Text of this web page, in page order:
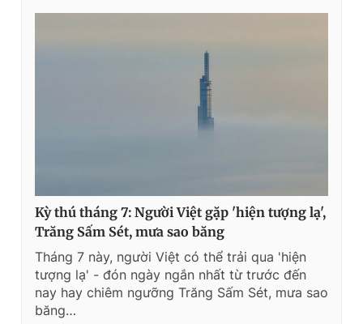
Kỳ thú tháng 7: Người Việt gặp 'hiện tượng lạ',
Trăng Sấm Sét, mưa sao băng
Tháng 7 này, người Việt có thể trải qua 'hiện
tượng lạ' - đón ngày ngắn nhất từ trước đến
nay hay chiêm ngưỡng Trăng Sấm Sét, mưa sao
băng…